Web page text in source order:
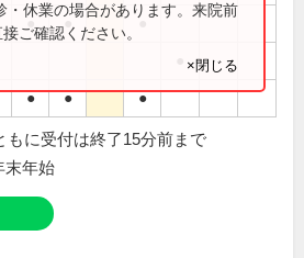
● ● ●
● ● ●
・休業の場合があります。来院前
ご確認ください。
×閉じる
もに受付は終了15分前まで
末年始